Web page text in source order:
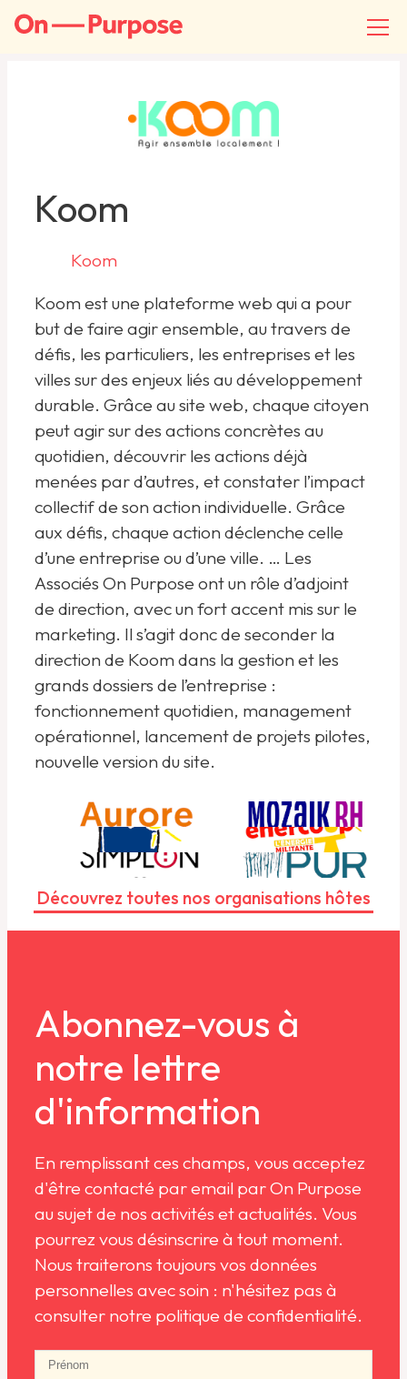
Koom
Koom
Koom est une plateforme web qui a pour
but de faire agir ensemble, au travers de
défis, les particuliers, les entreprises et les
villes sur des enjeux liés au développement
durable. Grâce au site web, chaque citoyen
peut agir sur des actions concrètes au
quotidien, découvrir les actions déjà
menées par d’autres, et constater l’impact
collectif de son action individuelle. Grâce
aux défis, chaque action déclenche celle
d’une entreprise ou d’une ville. … Les
Associés On Purpose ont un rôle d’adjoint
de direction, avec un fort accent mis sur le
marketing. Il s’agit donc de seconder la
direction de Koom dans la gestion et les
grands dossiers de l’entreprise :
fonctionnement quotidien, management
opérationnel, lancement de projets pilotes,
nouvelle version du site.
Découvrez toutes nos organisations hôtes
Abonnez-vous à
notre lettre
d'information
En remplissant ces champs, vous acceptez
d'être contacté par email par On Purpose
au sujet de nos activités et actualités. Vous
pourrez vous désinscrire à tout moment.
Nous traiterons toujours vos données
personnelles avec soin : n'hésitez pas à
consulter notre politique de confidentialité.